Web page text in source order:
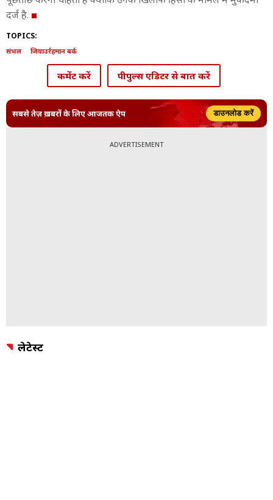
दर्ज है.
TOPICS:
संभल जियाउर्रहमान बर्क
कमेंट करें पीपुल्स एडिटर से बात करें
सबसे तेज़ ख़बरों के लिए आजतक ऐप डाउनलोड करें
ADVERTISEMENT
लेटेस्ट